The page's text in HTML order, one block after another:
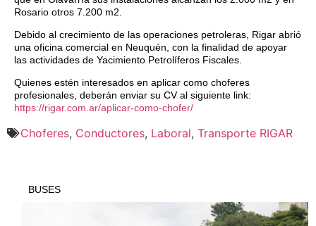
Rosario otros 7.200 m2.
Debido al crecimiento de las operaciones petroleras, Rigar abrió
una oficina comercial en Neuquén, con la finalidad de apoyar
las actividades de Yacimiento Petrolíferos Fiscales.
Quienes estén interesados en aplicar como choferes
profesionales, deberán enviar su CV al siguiente link:
https://rigar.com.ar/aplicar-como-chofer/
Choferes, Conductores, Laboral, Transporte RIGAR
BUSES